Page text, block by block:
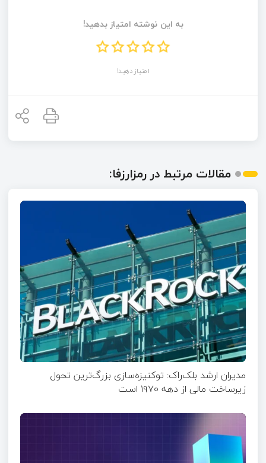
به این نوشته امتیاز بدهید!
امتیاز دهید!
مقالات مرتبط در رمزارزفا:
مدیران ارشد بلک‌راک: توکنیزه‌سازی بزرگ‌ترین تحول
زیرساخت مالی از دهه ۱۹۷۰ است